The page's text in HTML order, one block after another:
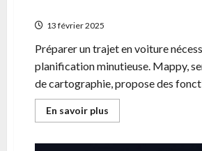
13 février 2025
Préparer un trajet en voiture
planification minutieuse. Mappy,
de cartographie, propose des
En savoir plus
savoir